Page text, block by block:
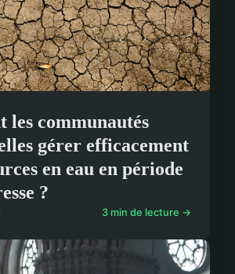
les communautés
gérer efficacement
en eau en période
?
3 min de lecture →